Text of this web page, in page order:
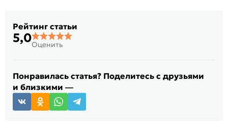
Рейтинг статьи
5,0Оценить
Понравилась статья? Поделитесь с друзьями
и близкими —